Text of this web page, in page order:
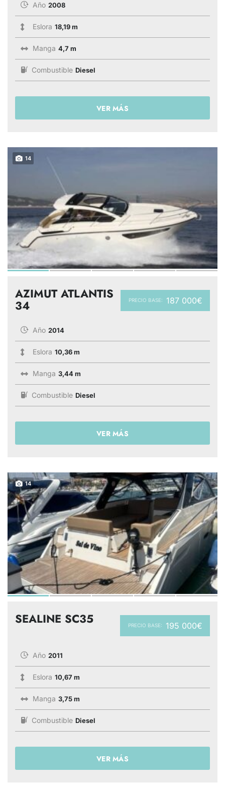
Año 2008
Eslora 18,19 m
Manga 4,7 m
Combustible Diesel
VER MÁS
14
PRECIO BASE: 187 000€
AZIMUT ATLANTIS
34
Año 2014
Eslora 10,36 m
Manga 3,44 m
Combustible Diesel
VER MÁS
14
PRECIO BASE: 195 000€
SEALINE SC35
Año 2011
Eslora 10,67 m
Manga 3,75 m
Combustible Diesel
VER MÁS